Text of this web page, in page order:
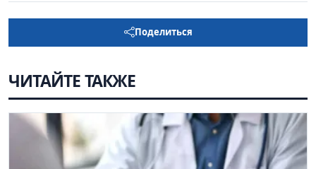
Поделиться
ЧИТАЙТЕ ТАКЖЕ